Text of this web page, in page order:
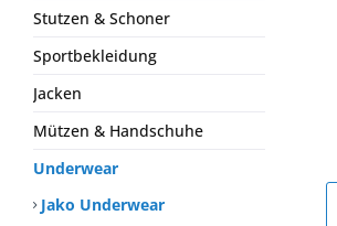
Stutzen & Schoner
Sportbekleidung
Jacken
Mützen & Handschuhe
Underwear
Jako Underwear